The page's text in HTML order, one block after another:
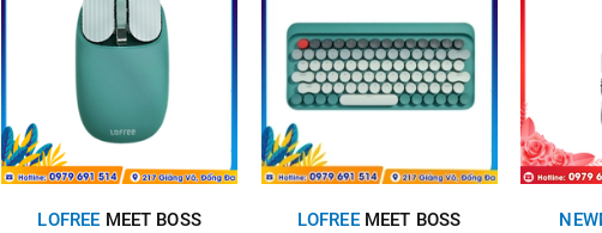
LOFREE MEET BOSS LOFREEMEET BOSS